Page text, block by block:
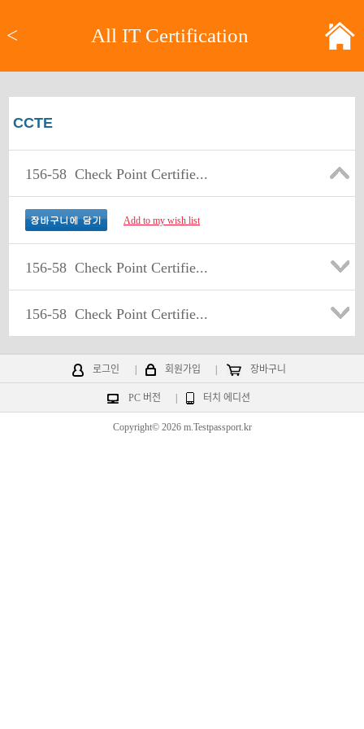
< All IT Certification
CCTE
156-58 Check Point Certifie...
Add to my wish list
156-58 Check Point Certifie...
156-58 Check Point Certifie...
로그인 회원가입 장바구니
PC 버전 터치 에디션
Copyright© 2026 m.Testpassport.kr